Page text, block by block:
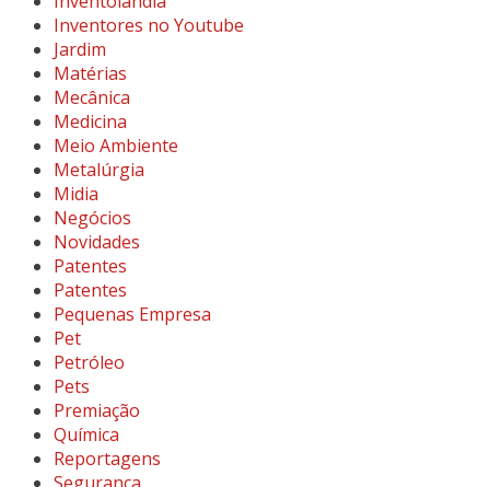
Inventores no Youtube
Jardim
Matérias
Mecânica
Medicina
Meio Ambiente
Metalúrgia
Midia
Negócios
Novidades
Patentes
Patentes
Pequenas Empresa
Pet
Petróleo
Pets
Premiação
Química
Reportagens
Segurança